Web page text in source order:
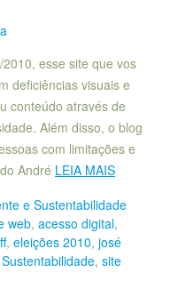
esse site que vos
deficiências visuais e
conteúdo através de
Além disso, o blog
com limitações e
André LEIA MAIS
e Sustentabilidade
web, acesso digital,
, eleições 2010, josé
, site